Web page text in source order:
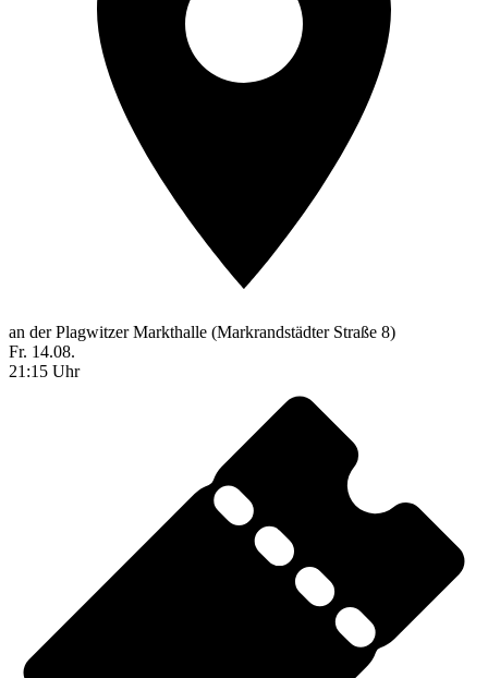
an der Plagwitzer Markthalle (Markrandstädter Straße 8)
Fr. 14.08.
21:15 Uhr